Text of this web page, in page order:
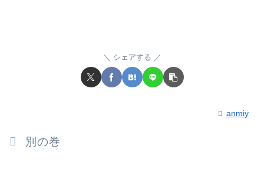
シェアする
anmiy
別の巻